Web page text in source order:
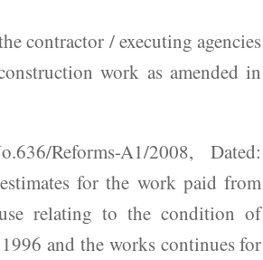
contractor / executing agencies
work as amended in
Reforms-A1/2008, Dated:
for the work paid from
relating to the condition of
and the works continues for